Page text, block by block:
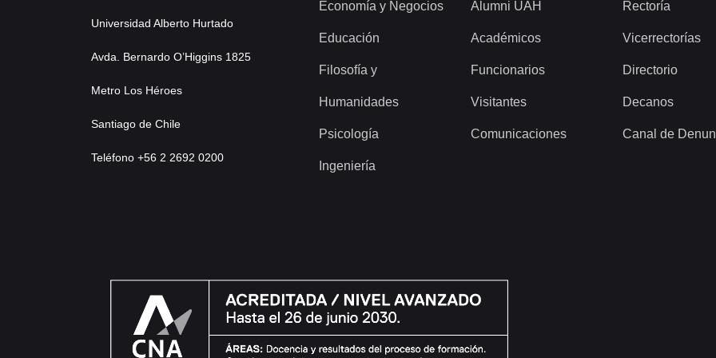
Universidad Alberto Hurtado
Avda. Bernardo O’Higgins 1825
Metro Los Héroes
Santiago de Chile
Teléfono +56 2 2692 0200
Economía y Negocios
Educación
Filosofía y
Humanidades
Psicología
Ingeniería
Alumni UAH
Académicos
Funcionarios
Visitantes
Comunicaciones
Rectoría
Vicerrectorías
Directorio
Decanos
Canal de